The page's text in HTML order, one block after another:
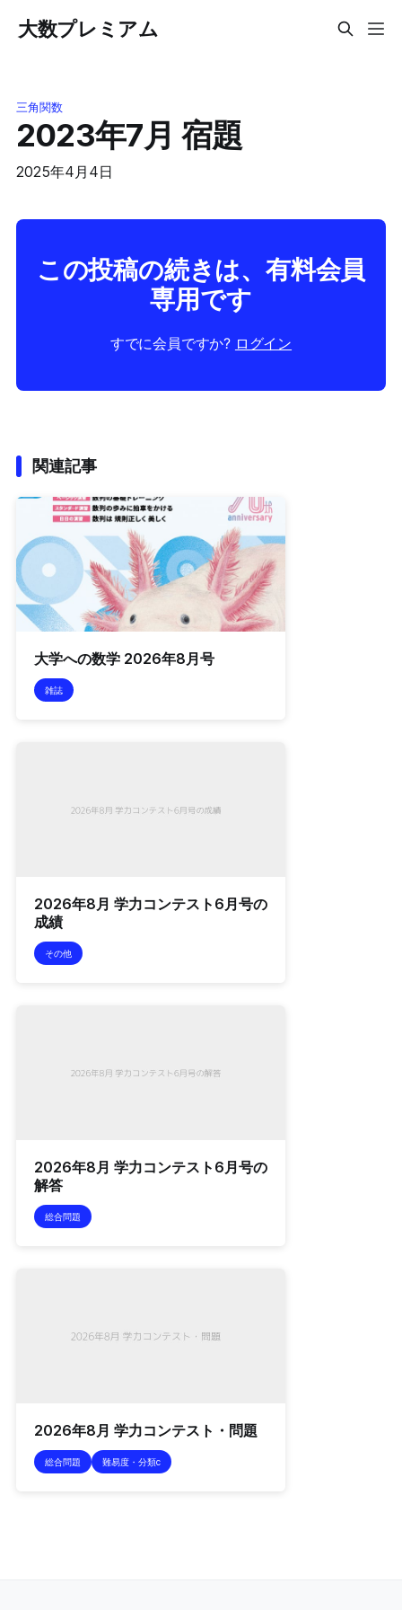
大数プレミアム
三角関数
2023年7月 宿題
2025年4月4日
この投稿の続きは、有料会員
専用です
すでに会員ですか? ログイン
関連記事
大学への数学 2026年8月号
雑誌
2026年8月 学力コンテスト6月号の
成績
その他
2026年8月 学力コンテスト6月号の
解答
総合問題
2026年8月 学力コンテスト・問題
総合問題 難易度・分類c